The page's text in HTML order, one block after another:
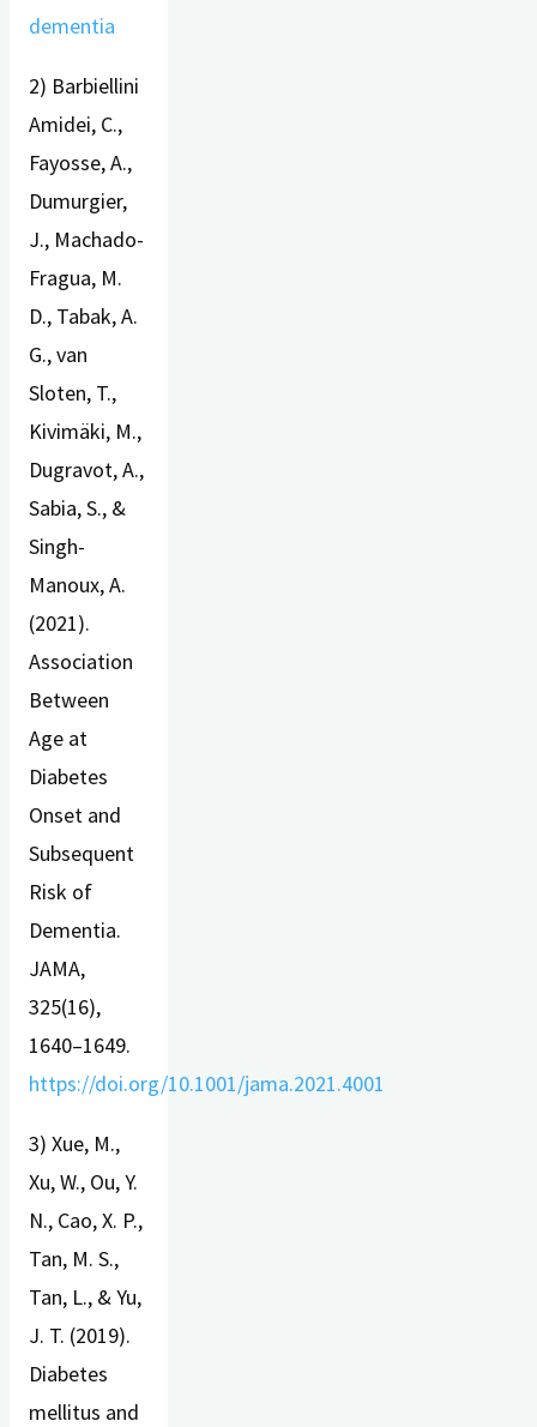
dementia
2) Barbiellini
Amidei, C.,
Fayosse, A.,
Dumurgier,
J., Machado-
Fragua, M.
D., Tabak, A.
G., van
Sloten, T.,
Kivimäki, M.,
Dugravot, A.,
Sabia, S., &
Singh-
Manoux, A.
(2021).
Association
Between
Age at
Diabetes
Onset and
Subsequent
Risk of
Dementia.
JAMA,
325(16),
1640–1649.
https://doi.org/10.1001/jama.2021.4001
3) Xue, M.,
Xu, W., Ou, Y.
N., Cao, X. P.,
Tan, M. S.,
Tan, L., & Yu,
J. T. (2019).
Diabetes
mellitus and